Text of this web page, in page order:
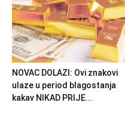
NOVAC DOLAZI: Ovi znakovi
ulaze u period blagostanja
kakav NIKAD PRIJE...